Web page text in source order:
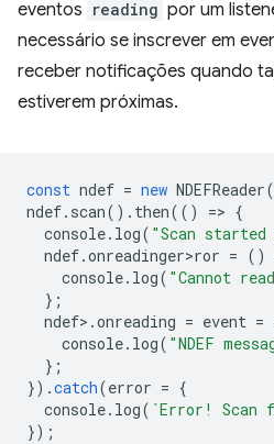
eventos reading por um
necessário se inscrever em
receber notificações quando
estiverem próximas.
const ndef = new NDEFReader
ndef. scan(). then(() => {
console. log( "Scan
ndef.onreadinger>ror = ()
console. log( "Cannot
};
ndef> .onreading = event =
console. log( "NDEF
};
}).catch(error = {
console. log( `Error! Scan
});